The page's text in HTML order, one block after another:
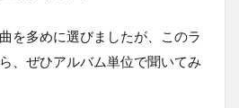
を多めに選びましたが、このラ
、ぜひアルバム単位で聞いてみ